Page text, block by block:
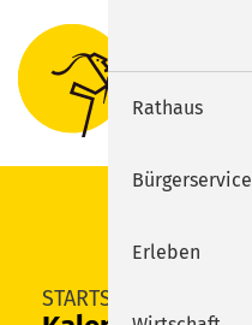
STARTSEITE
Rathaus
Bürgerservice
Erleben